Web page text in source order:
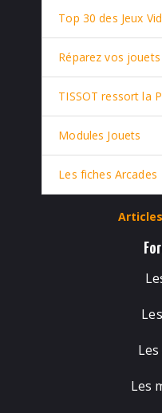
Top 30 des Jeux
Réparez vos
TISSOT ressort la
Modules Jouets
Les fiches Arcades
Les